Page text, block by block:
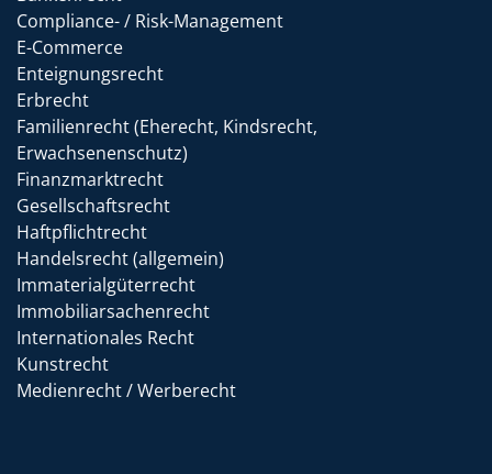
Compliance- / Risk-Management
E-Commerce
Enteignungsrecht
Erbrecht
Familienrecht (Eherecht, Kindsrecht,
Erwachsenenschutz)
Finanzmarktrecht
Gesellschaftsrecht
Haftpflichtrecht
Handelsrecht (allgemein)
Immaterialgüterrecht
Immobiliarsachenrecht
Internationales Recht
Kunstrecht
Medienrecht / Werberecht